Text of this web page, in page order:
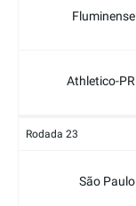
Fluminense
Athletico-PR
Rodada 23
São Paulo